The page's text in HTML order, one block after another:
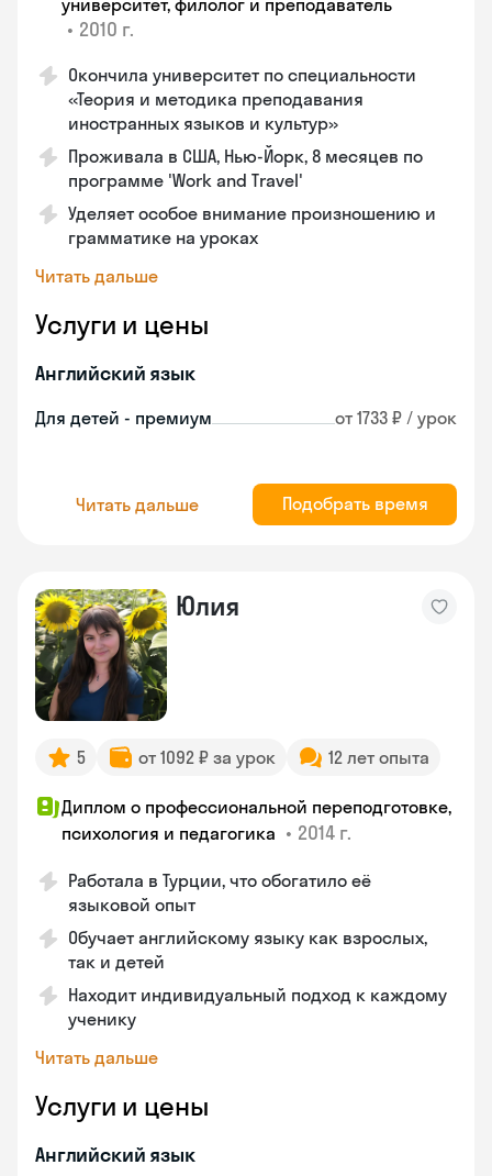
университет, филолог и преподаватель
• 2010 г.
Окончила университет по специальности
«Теория и методика преподавания
иностранных языков и культур»
Проживала в США, Нью-Йорк, 8 месяцев по
программе 'Work and Travel'
Уделяет особое внимание произношению и
грамматике на уроках
Читать дальше
Услуги и цены
Английский язык
Для детей - премиум от 1733 ₽ / урок
Читать дальше Подобрать время
Юлия
5 от 1092 ₽ за урок 12 лет опыта
Диплом о профессиональной переподготовке,
психология и педагогика • 2014 г.
Работала в Турции, что обогатило её
языковой опыт
Обучает английскому языку как взрослых,
так и детей
Находит индивидуальный подход к каждому
ученику
Читать дальше
Услуги и цены
Английский язык